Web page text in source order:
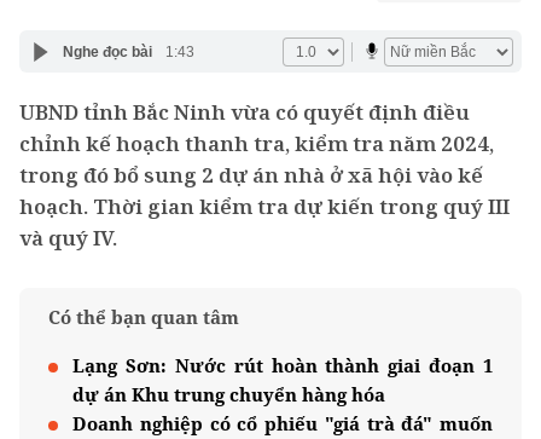
Nghe đọc bài 1:43
UBND tỉnh Bắc Ninh vừa có quyết định điều
chỉnh kế hoạch thanh tra, kiểm tra năm 2024,
trong đó bổ sung 2 dự án nhà ở xã hội vào kế
hoạch. Thời gian kiểm tra dự kiến trong quý III
và quý IV.
Có thể bạn quan tâm
Lạng Sơn: Nước rút hoàn thành giai đoạn 1
dự án Khu trung chuyển hàng hóa
Doanh nghiệp có cổ phiếu "giá trà đá" muốn